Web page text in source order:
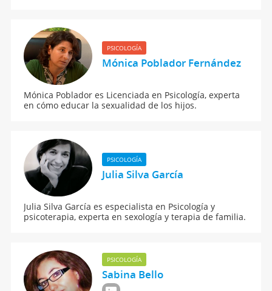
PSICOLOGÍA
Mónica Poblador Fernández
Mónica Poblador es Licenciada en Psicología, experta
en cómo educar la sexualidad de los hijos.
PSICOLOGÍA
Julia Silva García
Julia Silva García es especialista en Psicología y
psicoterapia, experta en sexología y terapia de familia.
PSICOLOGÍA
Sabina Bello